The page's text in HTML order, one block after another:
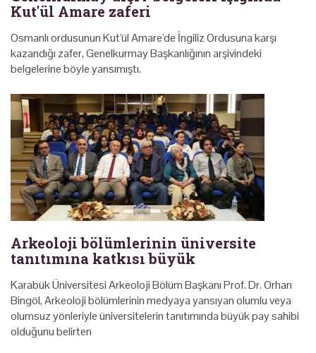
Kut'ül Amare zaferi
Osmanlı ordusunun Kut'ül Amare'de İngiliz Ordusuna karşı
kazandığı zafer, Genelkurmay Başkanlığının arşivindeki
belgelerine böyle yansımıştı.
Arkeoloji bölümlerinin üniversite
tanıtımına katkısı büyük
Karabük Üniversitesi Arkeoloji Bölüm Başkanı Prof. Dr. Orhan
Bingöl, Arkeoloji bölümlerinin medyaya yansıyan olumlu veya
olumsuz yönleriyle üniversitelerin tanıtımında büyük pay sahibi
olduğunu belirten